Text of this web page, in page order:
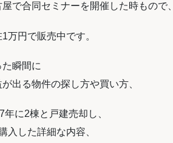
で合同セミナーを開催した時もので、
万円で販売中です。
た瞬間に
出る物件の探し方や買い方、
年に2棟と戸建売却し、
入した詳細な内容、